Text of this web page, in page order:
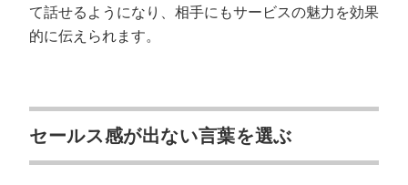
て話せるようになり、相手にもサービスの魅力を効果
的に伝えられます。
セールス感が出ない言葉を選ぶ